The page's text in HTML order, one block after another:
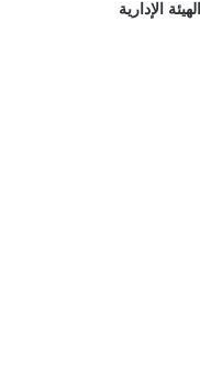
الإدارية